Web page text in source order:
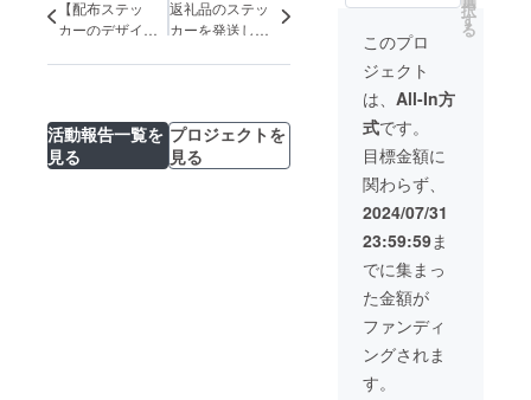
【配布ステッ
カーのデザイン
返礼品のステッ
カーを発送しま
活動報告一覧を
見る
プロジェクトを
見る
掲載さ
ただき
ます。
掲載方
法：文
字のみ
（都道
府県、
お名
支援
時、掲
載を希
望され
るお名
前をご
記入く
るお名
前をご
記入く
ださ
い。な
お、記
載が不
要な方
は空欄
のまま
でお進
みくだ
さい。
※応援プ
ランは
金額に
よるリ
ターン
望を確
認し、
お名前
をHP及
び各
SNSに
掲載さ
せてい
ただき
ます。
掲載方
法：文
字のみ
（都道
府県、
お名
前） ※
支援
時、掲
択
す
る
このプロ
ジェクト
は、 All-In方
式です。
目標金額に
関わらず、
2024/07/31
23:59:59ま
でに集まっ
た金額が
ファンディ
ングされま
す。